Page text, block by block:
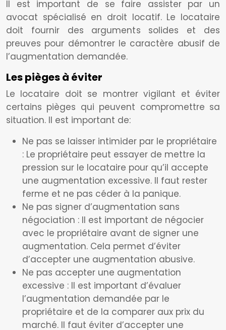
Il est important de se faire assister par un
avocat spécialisé en droit locatif. Le locataire
doit fournir des arguments solides et des
preuves pour démontrer le caractère abusif de
l’augmentation demandée.
Les pièges à éviter
Le locataire doit se montrer vigilant et éviter
certains pièges qui peuvent compromettre sa
situation. Il est important de:
Ne pas se laisser intimider par le propriétaire
: Le propriétaire peut essayer de mettre la
pression sur le locataire pour qu’il accepte
une augmentation excessive. Il faut rester
ferme et ne pas céder à la panique.
Ne pas signer d’augmentation sans
négociation : Il est important de négocier
avec le propriétaire avant de signer une
augmentation. Cela permet d’éviter
d’accepter une augmentation abusive.
Ne pas accepter une augmentation
excessive : Il est important d’évaluer
l’augmentation demandée par le
propriétaire et de la comparer aux prix du
marché. Il faut éviter d’accepter une